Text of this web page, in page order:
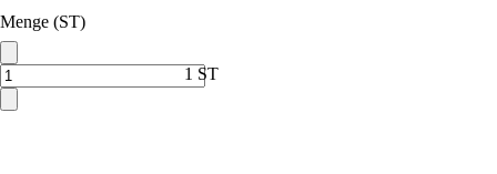
Menge (ST)
1 ST